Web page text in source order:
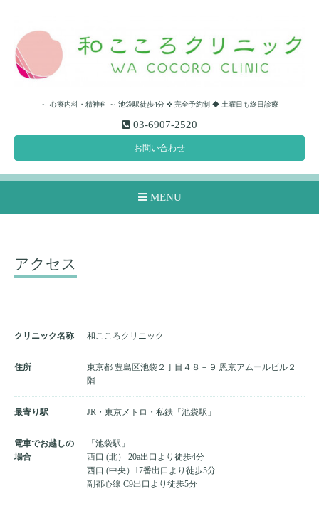
～ 心療内科・精神科 ～ 池袋駅徒歩4分 ✜ 完全予約制 ◆ 土曜日も終日診療
03-6907-2520
お問い合わせ
MENU
アクセス
クリニック名称 和こころクリニック
住所
東京都 豊島区池袋２丁目４８－９ 恩京アムールビル２
階
最寄り駅 JR・東京メトロ・私鉄「池袋駅」
電車でお越しの
場合
「池袋駅」
西口 (北） 20a出口より徒歩4分
西口 (中央）17番出口より徒歩5分
副都心線 C9出口より徒歩5分